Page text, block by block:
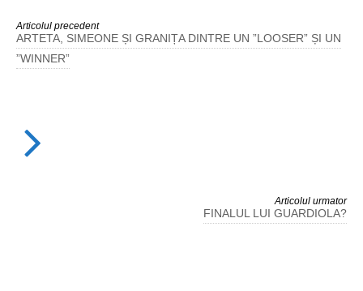
Articolul precedent
ARTETA, SIMEONE ȘI GRANIȚA DINTRE UN ”LOOSER” ȘI UN
”WINNER”
Articolul urmator
FINALUL LUI GUARDIOLA?